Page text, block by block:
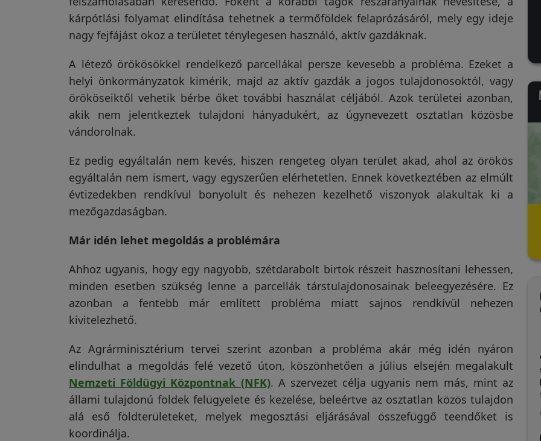
viszonteladó!
Visszaküldési
Kapcsolatfelvétel
kárpótlási folyamat elindítása tehetnek a termőföldek felaprózásáról, mely egy ideje
nagy fejfájást okoz a területet ténylegesen használó, aktív gazdáknak.
A létező örökösökkel rendelkező parcellákal persze kevesebb a probléma. Ezeket a
helyi önkormányzatok kimérik, majd az aktív gazdák a jogos tulajdonosoktól, vagy
örököseiktől vehetik bérbe őket további használat céljából. Azok területei azonban,
akik nem jelentkeztek tulajdoni hányadukért, az úgynevezett osztatlan közösbe
vándorolnak.
Ez pedig egyáltalán nem kevés, hiszen rengeteg olyan terület akad, ahol az örökös
egyáltalán nem ismert, vagy egyszerűen elérhetetlen. Ennek következtében az elmúlt
évtizedekben rendkívül bonyolult és nehezen kezelhető viszonyok alakultak ki a
mezőgazdaságban.
Már idén lehet megoldás a problémára
Ahhoz ugyanis, hogy egy nagyobb, szétdarabolt birtok részeit hasznosítani lehessen,
minden esetben szükség lenne a parcellák társtulajdonosainak beleegyezésére. Ez
azonban a fentebb már említett probléma miatt sajnos rendkívül nehezen
kivitelezhető.
Az Agrárminisztérium tervei szerint azonban a probléma akár még idén nyáron
elindulhat a megoldás felé vezető úton, köszönhetően a július elsején megalakult
Nemzeti Földügyi Központnak (NFK). A szervezet célja ugyanis nem más, mint az
állami tulajdonú földek felügyelete és kezelése, beleértve az osztatlan közös tulajdon
alá eső földterületeket, melyek megosztási eljárásával összefüggő teendőket is
koordinálja.
Jó minőségű,Gps
nyomkövetöt
vásároltam,bármikor meg
tudom nézni hol van a
járgány.Kiválló😁
Olvass tovább
Csilla Kalmár
A vakondriasztót kézhez
vétele után föl töltöttem és
az útmutató alapján
telepítettem. Mivel a
talajfúró a szükségesnél
nagyobb átmérőjű lyukat
Olvass tovább
Csak reménykedni mertem a
sikerben, mert a zsindely és a
belső burkolat közé
fészkeltek be a
"nemtudommik", éjszakai
bulizással és rágcsálással. Az
Olvass tovább